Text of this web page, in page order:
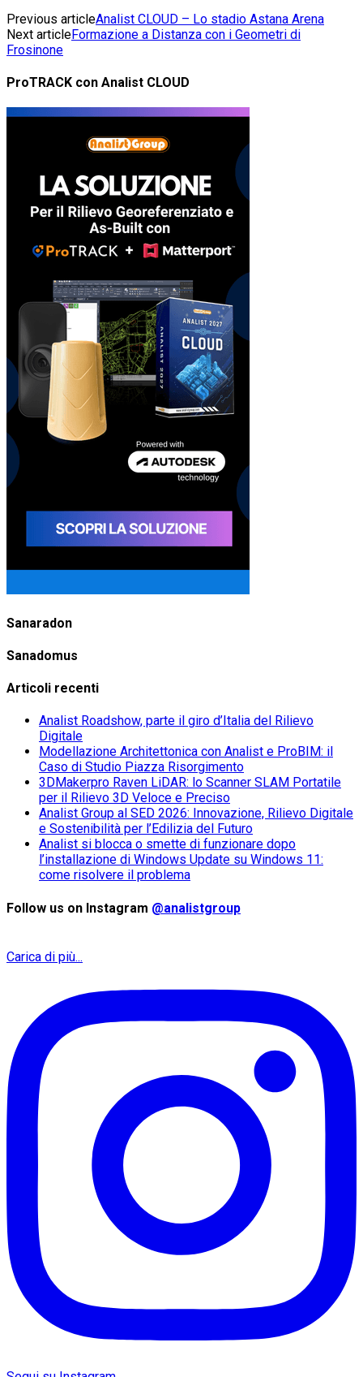
Previous articleAnalist CLOUD – Lo stadio Astana Arena
Next articleFormazione a Distanza con i Geometri di
Frosinone
ProTRACK con Analist CLOUD
Sanaradon
Sanadomus
Articoli recenti
Analist Roadshow, parte il giro d’Italia del Rilievo
Digitale
Modellazione Architettonica con Analist e ProBIM: il
Caso di Studio Piazza Risorgimento
3DMakerpro Raven LiDAR: lo Scanner SLAM Portatile
per il Rilievo 3D Veloce e Preciso
Analist Group al SED 2026: Innovazione, Rilievo Digitale
e Sostenibilità per l’Edilizia del Futuro
Analist si blocca o smette di funzionare dopo
l’installazione di Windows Update su Windows 11:
come risolvere il problema
Follow us on Instagram @analistgroup
Carica di più...